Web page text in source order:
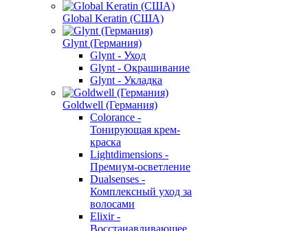
Global Keratin (США)
Glynt (Германия)
Glynt - Уход
Glynt - Окрашивание
Glynt - Укладка
Goldwell (Германия)
Colorance -
Тонирующая крем-
краска
Lightdimensions -
Премиум-осветление
Dualsenses -
Комплексный уход за
волосами
Elixir -
Восстанавливающее